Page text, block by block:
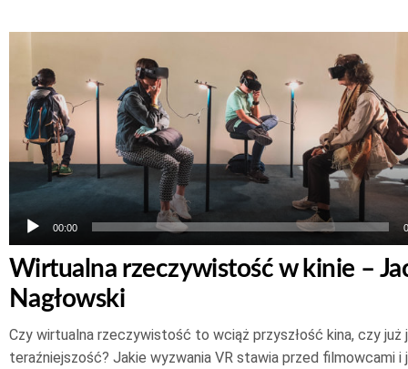
plików
dźwiękowych
00:00
Wirtualna rzeczywistość w kinie –
Nagłowski
Czy wirtualna rzeczywistość to wciąż przyszłość kina, czy już
teraźniejszość? Jakie wyzwania VR stawia przed filmowcami i